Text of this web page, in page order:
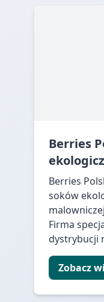
Berries
Berries
soków
Firma
dystrybucji
Zobacz